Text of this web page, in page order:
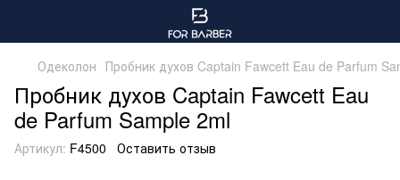
Одеколон Пробник духов Captain Fawcett Eau de Parfum
Пробник духов Captain Fawcett Eau
de Parfum Sample 2ml
Артикул: F4500 Оставить отзыв